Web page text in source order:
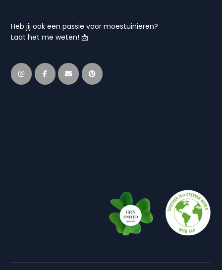
Heb jij ook een passie voor moestuinieren?
Laat het me weten! 📩